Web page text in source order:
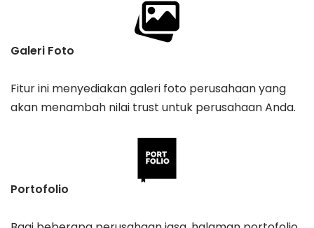
Galeri Foto
Fitur ini menyediakan galeri foto perusahaan yang
akan menambah nilai trust untuk perusahaan Anda.
Portofolio